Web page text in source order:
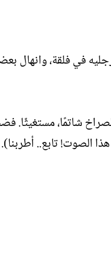
في فلقة، وانهال
شاتمًا، مستغيثًا.
الصوت! تابع.. أطربنا).